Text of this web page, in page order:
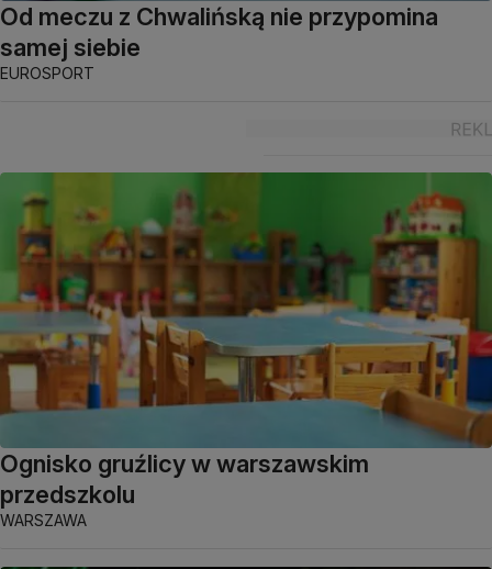
Od meczu z Chwalińską nie przypomina
samej siebie
EUROSPORT
Ognisko gruźlicy w warszawskim
przedszkolu
WARSZAWA